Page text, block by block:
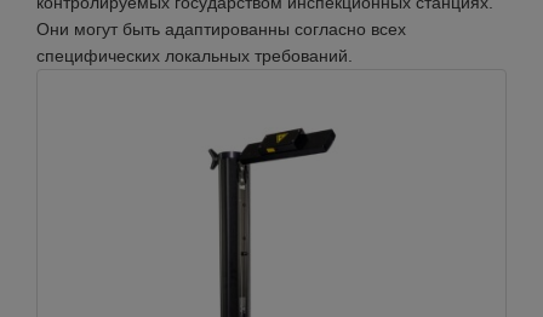
Они могут быть адаптированны согласно всех
специфических локальных требований.